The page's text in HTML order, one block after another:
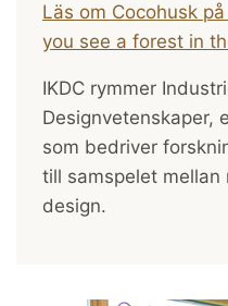
Läs om Cocohusk
you see a forest in
IKDC rymmer
Designvetenskaper,
som bedriver
till samspelet mellan
design.